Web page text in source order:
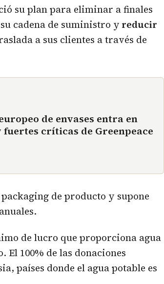
su plan para eliminar a finales
cadena de suministro y reducir
a sus clientes a través de
de envases entra en
críticas de Greenpeace
de producto y supone
de lucro que proporciona agua
El 100% de las donaciones
países donde el agua potable es